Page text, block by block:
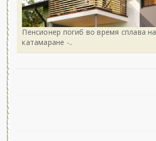
Пенсионер погиб во время сплава на
катамаране -..